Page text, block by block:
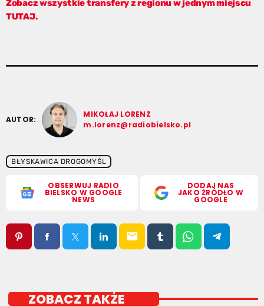
Zobacz wszystkie transfery z regionu w jednym miejscu
TUTAJ.
AUTOR:
MIKOŁAJ LORENZ
m.lorenz@radiobielsko.pl
BŁYSKAWICA DROGOMYŚL
OBSERWUJ RADIO
BIELSKO W GOOGLE
NEWS
DODAJ NAS
JAKO ŹRÓDŁO W
GOOGLE
email
ZOBACZ TAKŻE